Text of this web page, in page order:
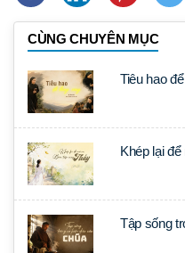
CÙNG CHUYÊN MỤC
Tiêu hao
Khép lại
Tập sống